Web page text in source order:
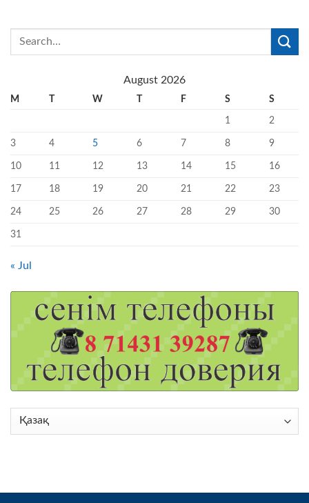
August 2026
M T W T F S S
1 2
3 4 5 6 7 8 9
10 11 12 13 14 15 16
17 18 19 20 21 22 23
24 25 26 27 28 29 30
31
« Jul
Choose